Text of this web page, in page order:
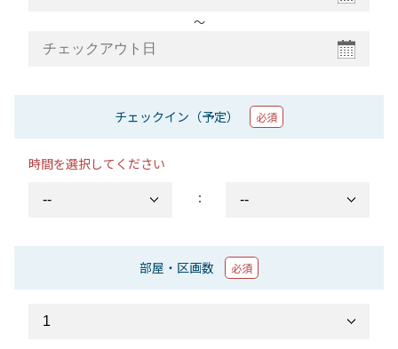
〜
チェックイン（予定） 必須
時間を選択してください
：
部屋・区画数 必須